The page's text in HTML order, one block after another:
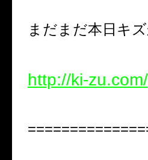
まだまだ本日キ
http://ki-zu.com/